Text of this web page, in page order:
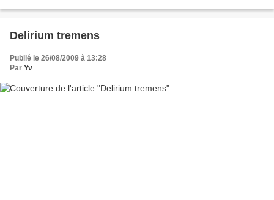
Delirium tremens
Publié le 26/08/2009 à 13:28
Par Yv